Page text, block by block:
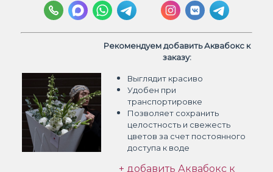
Рекомендуем добавить Аквабокс к
заказу:
Выглядит красиво
Удобен при
транспортировке
Позволяет сохранить
целостность и свежесть
цветов за счет постоянного
доступа к воде
+ добавить Аквабокс к